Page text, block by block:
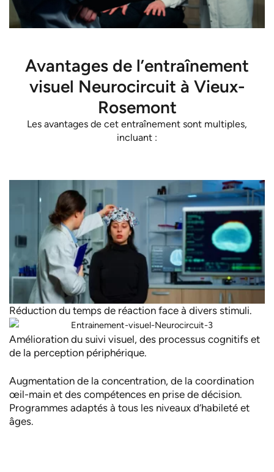
Avantages de l’entraînement
visuel Neurocircuit à Vieux-
Rosemont
Les avantages de cet entraînement sont multiples,
incluant :
Réduction du temps de réaction face à divers stimuli.
Amélioration du suivi visuel, des processus cognitifs et
de la perception périphérique.
Augmentation de la concentration, de la coordination
œil-main et des compétences en prise de décision.
Programmes adaptés à tous les niveaux d’habileté et
âges.